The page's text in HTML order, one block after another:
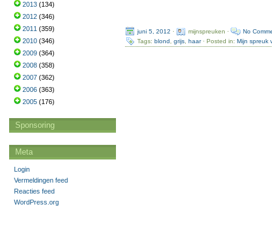
juni 5, 2012 · mijnspreuken ·
No
Tags: blond grijs, haar· Posted in: Mijn spreuk
2013 (134)
2012 (346)
2011 (359)
2010 (346)
2009 (364)
2008 (358)
2007 (362)
2006 (363)
2005 (176)
Sponsoring
Meta
Login
Vermeldingen feed
Reacties feed
WordPress.org